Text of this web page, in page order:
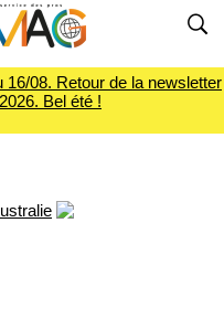
08. Retour de la newsletter
Bel été !